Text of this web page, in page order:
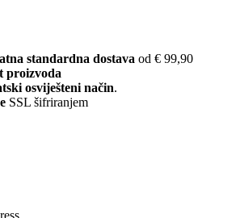
standardna dostava od € 99,90
proizvoda
osviješteni način.
SSL šifriranjem